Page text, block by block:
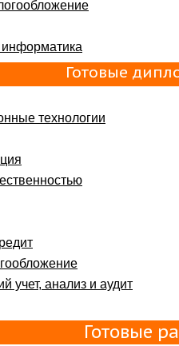
Готовые
технологии
учет, анализ и аудит
Готовые